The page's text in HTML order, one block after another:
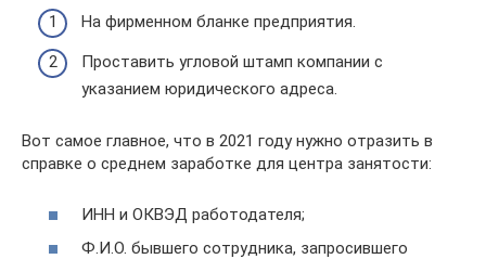
На фирменном бланке предприятия.
Проставить угловой штамп компании с
указанием юридического адреса.
Вот самое главное, что в 2021 году нужно отразить в
справке о среднем заработке для центра занятости:
ИНН и ОКВЭД работодателя;
Ф.И.О. бывшего сотрудника, запросившего